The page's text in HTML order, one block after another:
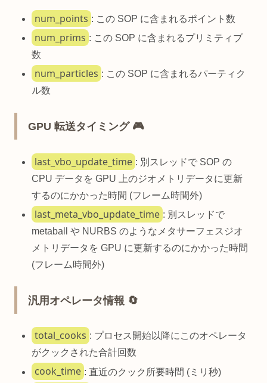
num_points : この SOP に含まれるポイント数
num_prims : この SOP に含まれるプリミティブ
数
num_particles : この SOP に含まれるパーティク
ル数
GPU 転送タイミング 🎮
last_vbo_update_time : 別スレッドで SOP の
CPU データを GPU 上のジオメトリデータに更新
するのにかかった時間 (フレーム時間外)
last_meta_vbo_update_time : 別スレッドで
metaball や NURBS のようなメタサーフェスジオ
メトリデータを GPU に更新するのにかかった時間
(フレーム時間外)
汎用オペレータ情報 🔄
total_cooks : プロセス開始以降にこのオペレータ
がクックされた合計回数
cook_time : 直近のクック所要時間 (ミリ秒)